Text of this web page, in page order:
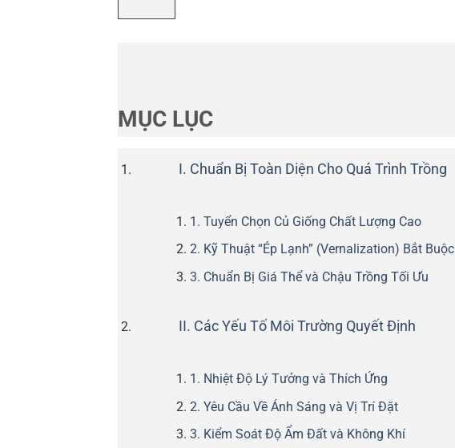
MỤC LỤC
I. Chuẩn Bị Toàn Diện Cho Quá Trình Trồng
1. Tuyển Chọn Củ Giống Chất Lượng Cao
2. Kỹ Thuật “Ép Lạnh” (Vernalization) Bắt Buộc
3. Chuẩn Bị Giá Thể và Chậu Trồng Tối Ưu
II. Các Yếu Tố Môi Trường Quyết Định
1. Nhiệt Độ Lý Tưởng và Thích Ứng
2. Yêu Cầu Về Ánh Sáng và Vị Trí Đặt
3. Kiểm Soát Độ Ẩm Đất và Không Khí